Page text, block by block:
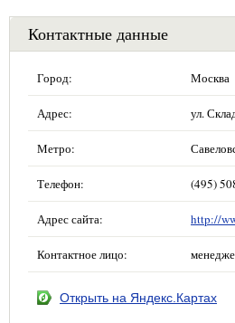
Контактные данные
Город: Москва
Адрес: ул.
Метро:
Телефон: (495)
Адрес сайта: http://
Контактное лицо:
Открыть на Яндекс.Картах